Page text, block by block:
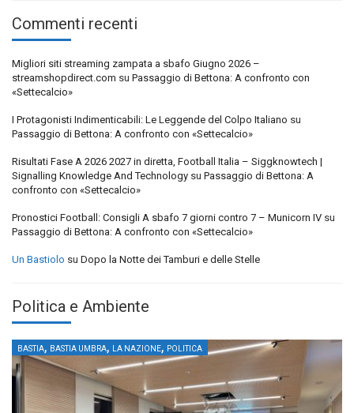
Commenti recenti
Migliori siti streaming zampata a sbafo Giugno 2026 –
streamshopdirect.com su Passaggio di Bettona: A confronto con
«Settecalcio»
I Protagonisti Indimenticabili: Le Leggende del Colpo Italiano su
Passaggio di Bettona: A confronto con «Settecalcio»
Risultati Fase A 2026 2027 in diretta, Football Italia – Siggknowtech |
Signalling Knowledge And Technology su Passaggio di Bettona: A
confronto con «Settecalcio»
Pronostici Football: Consigli A sbafo 7 giorni contro 7 – Municorn IV su
Passaggio di Bettona: A confronto con «Settecalcio»
Un Bastiolo su Dopo la Notte dei Tamburi e delle Stelle
Politica e Ambiente
BASTIA, BASTIA UMBRA, LA NAZIONE, POLITICA